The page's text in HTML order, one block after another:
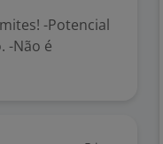
-Potencial
-Não é